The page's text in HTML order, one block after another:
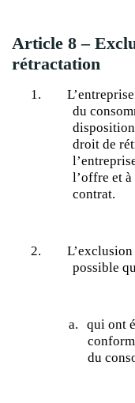
Article 8 –
rétractation
1.
du
droit de
l’offre et
contrat.
2.
possible
a.
qui ont
du